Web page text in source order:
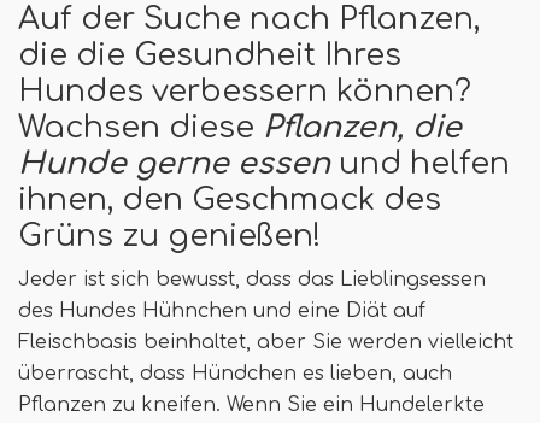
Auf der Suche nach Pflanzen,
die die Gesundheit Ihres
Hundes verbessern können?
Wachsen diese Pflanzen, die
Hunde gerne essenund helfen
ihnen, den Geschmack des
Grüns zu genießen!
Jeder ist sich bewusst, dass das Lieblingsessen
des Hundes Hühnchen und eine Diät auf
Fleischbasis beinhaltet, aber Sie werden vielleicht
überrascht, dass Hündchen es lieben, auch
Pflanzen zu kneifen. Wenn Sie ein Hundelerkte